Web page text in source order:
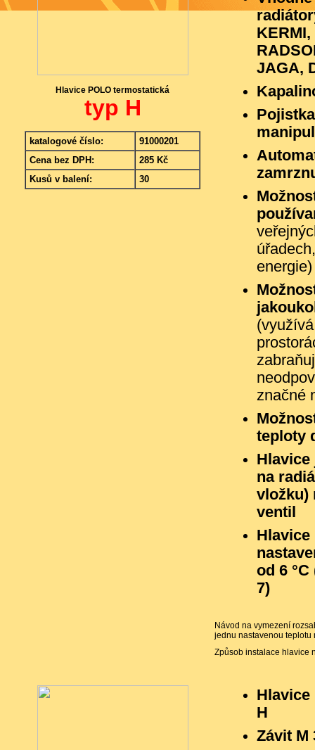
Hlavice POLO termostatická
typ H
katalogové číslo:
91000201
Cena bez DPH:
285 Kč
Kusů v balení:
30
KERMI,
JAGA,
energie)
značné
teploty
na
vložku)
ventil
Hlavice
od 6
7)
Návod na vymezení
jednu nastavenou teplotu
Způsob instalace hlavice
Hlavice
H
Závit M